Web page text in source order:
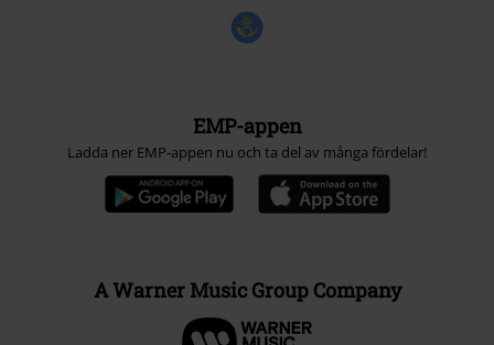
EMP-appen
Ladda ner EMP-appen nu och ta del av många fördelar!
A Warner Music Group Company